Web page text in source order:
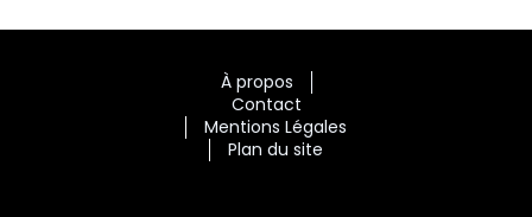
À propos
Contact
Mentions Légales
Plan du site